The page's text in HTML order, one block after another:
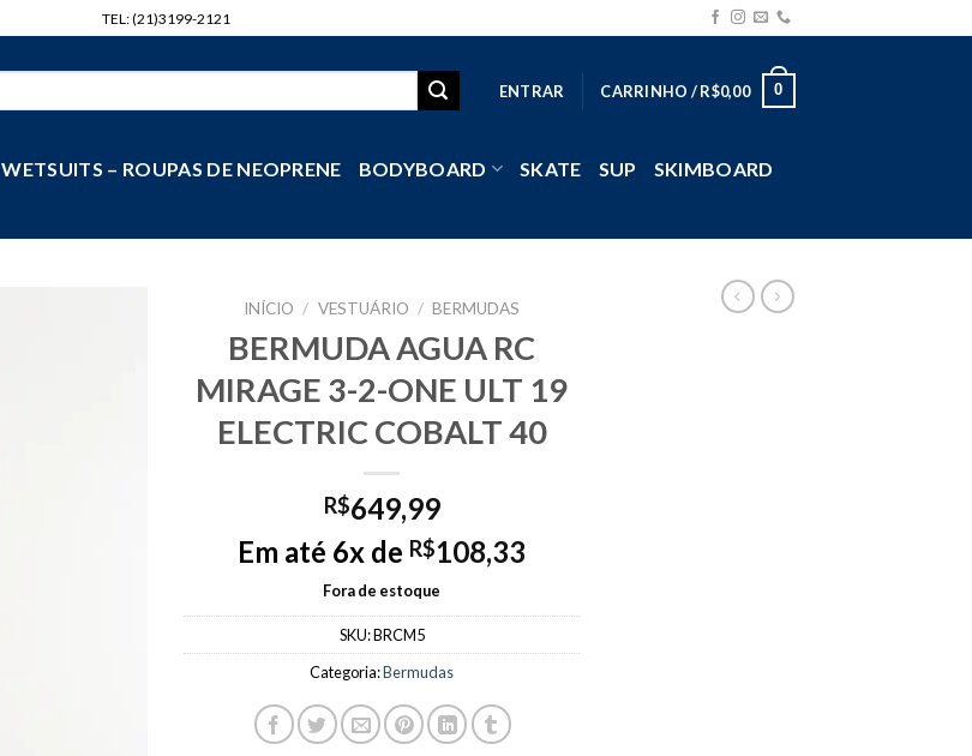
TEL: (21)3199-2121
ENTRAR CARRINHO /R$0,00 0
WETSUITS – ROUPAS DE NEOPRENE BODYBOARD SKATE SUP SKIMBOARD
INÍCIO / VESTUÁRIO / BERMUDAS
BERMUDA AGUA RC
MIRAGE 3-2-ONE ULT 19
ELECTRIC COBALT 40
R$649,99
Em até 6x de R$108,33
Fora de estoque
SKU:BRCM5
Categoria:Bermudas